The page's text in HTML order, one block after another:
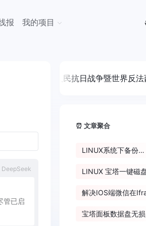
报 我的项目
DeepSeek
管已启
（纪念中国人民抗日战争暨世界反法
⏰ 文章聚合
LINUX系统下备份
LINUX 宝塔一键磁
解决IOS端微信在
维码
宝塔面板数据盘无损